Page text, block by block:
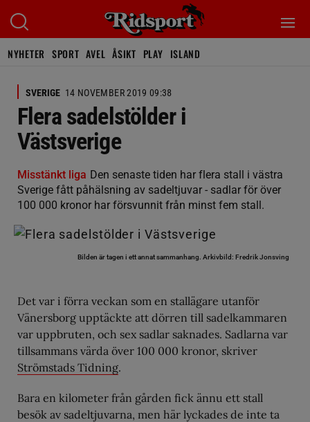
NYHETER SPORT AVEL ÅSIKT PLAY ISLAND
SVERIGE 14 NOVEMBER 2019 09:38
Flera sadelstölder i
Västsverige
Misstänkt liga Den senaste tiden har flera stall i västra
Sverige fått påhälsning av sadeltjuvar - sadlar för över
100 000 kronor har försvunnit från minst fem stall.
Bilden är tagen i ett annat sammanhang. Arkivbild: Fredrik Jonsving
Det var i förra veckan som en stallägare utanför
Vänersborg upptäckte att dörren till sadelkammaren
var uppbruten, och sex sadlar saknades. Sadlarna var
tillsammans värda över 100 000 kronor, skriver
Strömstads Tidning.
Bara en kilometer från gården fick ännu ett stall
besök av sadeltjuvarna, men här lyckades de inte ta